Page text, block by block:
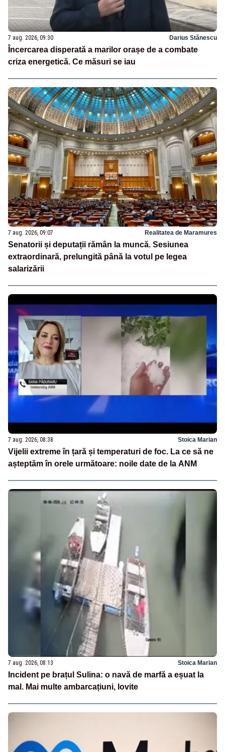
7 aug. 2026, 09:30 Darius Stănescu
Încercarea disperată a marilor orașe de a combate
criza energetică. Ce măsuri se iau
7 aug. 2026, 09:07 Realitatea de Maramures
Senatorii și deputații rămân la muncă. Sesiunea
extraordinară, prelungită până la votul pe legea
salarizării
7 aug. 2026, 08:38 Stoica Marian
Vijelii extreme în țară și temperaturi de foc. La ce să ne
așteptăm în orele următoare: noile date de la ANM
7 aug. 2026, 08:13 Stoica Marian
Incident pe brațul Sulina: o navă de marfă a eșuat la
mal. Mai multe ambarcațiuni, lovite